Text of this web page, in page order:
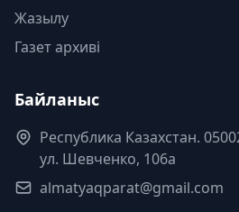
Жазылу
Газет архиві
Байланыс
Республика Казахстан.
ул. Шевченко, 106а
almatyaqparat@gmail.com